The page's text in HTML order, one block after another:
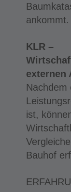
ankommt.
KLR –
externen
Nachdem
ist,
Bauhof